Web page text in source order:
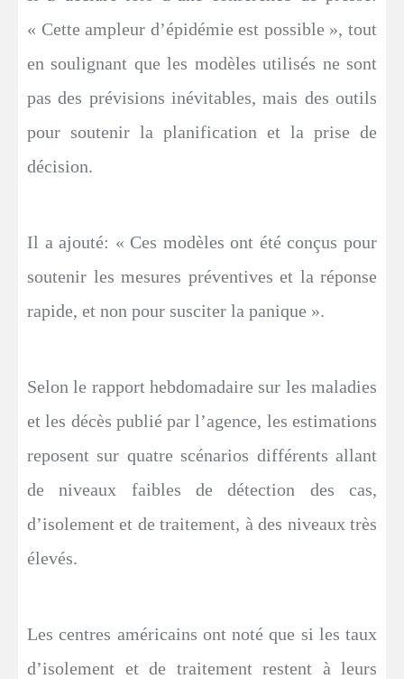
« Cette ampleur d’épidémie est possible », tout
en soulignant que les modèles utilisés ne sont
pas des prévisions inévitables, mais des outils
pour soutenir la planification et la prise de
décision.
Il a ajouté: « Ces modèles ont été conçus pour
soutenir les mesures préventives et la réponse
rapide, et non pour susciter la panique ».
Selon le rapport hebdomadaire sur les maladies
et les décès publié par l’agence, les estimations
reposent sur quatre scénarios différents allant
de niveaux faibles de détection des cas,
d’isolement et de traitement, à des niveaux très
élevés.
Les centres américains ont noté que si les taux
d’isolement et de traitement restent à leurs